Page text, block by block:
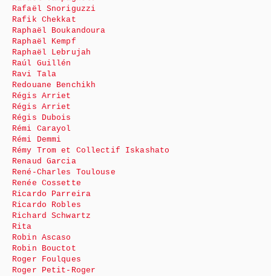
Rafaël Snoriguzzi
Rafik Chekkat
Raphaël Boukandoura
Raphaël Kempf
Raphaël Lebrujah
Raúl Guillén
Ravi Tala
Redouane Benchikh
Régis Arriet
Régis Arriet
Régis Dubois
Rémi Carayol
Rémi Demmi
Rémy Trom et Collectif Iskashato
Renaud Garcia
René-Charles Toulouse
Renée Cossette
Ricardo Parreira
Ricardo Robles
Richard Schwartz
Rita
Robin Ascaso
Robin Bouctot
Roger Foulques
Roger Petit-Roger